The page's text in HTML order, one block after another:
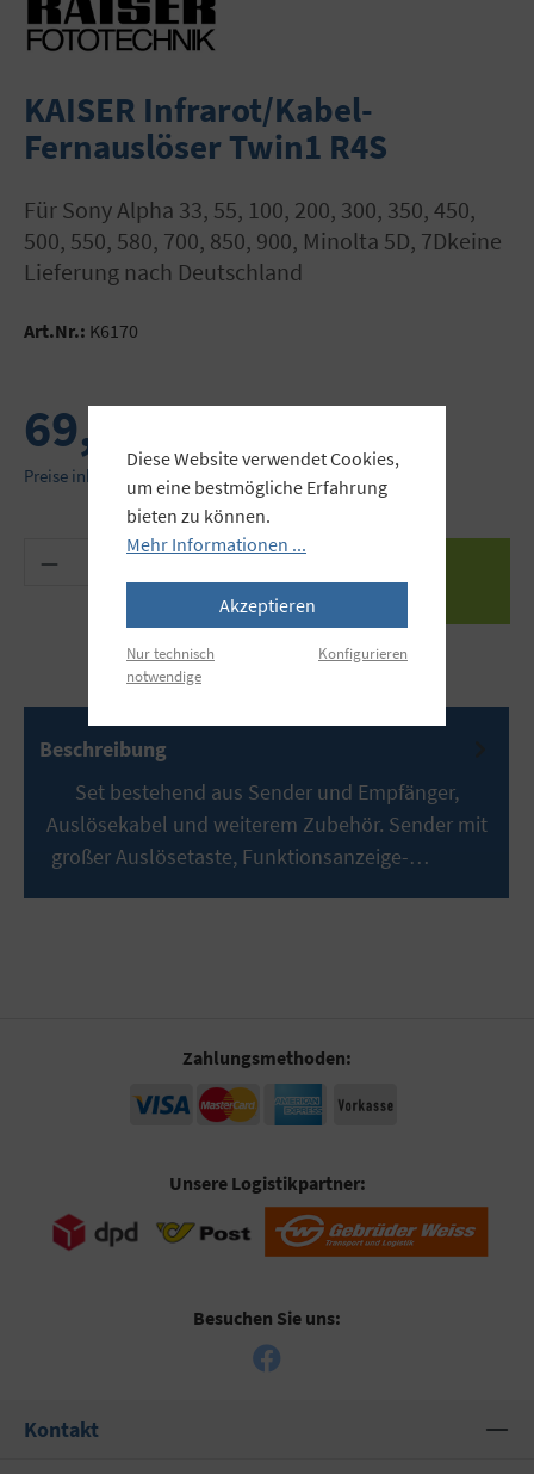
KAISER Infrarot/Kabel-
Fernauslöser Twin1 R4S
für Sony Alpha 33, 55, 100, 200, 300, 350, 450,
500, 550, 580, 700, 850, 900, Minolta 5D, 7Dkeine
Lieferung nach Deutschland
Art.Nr.: K6170
69,95 €
Preise inkl. MwSt. zzgl. Versandkosten
Produkt Anzahl: Gib den gewünschten Wert
Beschreibung
Set bestehend aus Sender und Empfänger,
Auslösekabel und weiterem Zubehör. Sender mit
großer Auslösetaste, Funktionsanzeige-…
Zahlungsmethoden:
Unsere Logistikpartner:
Besuchen Sie uns:
Kontakt
Diese Website verwendet Cookies,
um eine bestmögliche Erfahrung
bieten zu können.
Mehr Informationen ...
Akzeptieren
Nur technisch
notwendige
Konfigurieren